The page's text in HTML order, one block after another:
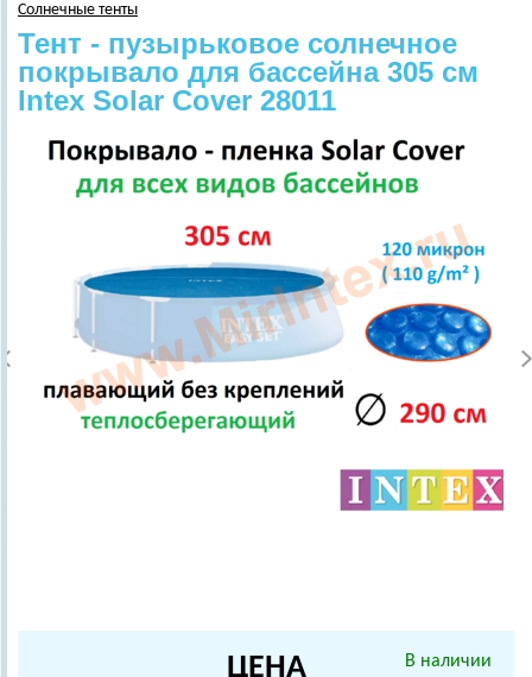
Солнечные тенты
Тент - пузырьковое солнечное
покрывало для бассейна 305 см
Intex Solar Cover 28011
В наличии
ЦЕНА